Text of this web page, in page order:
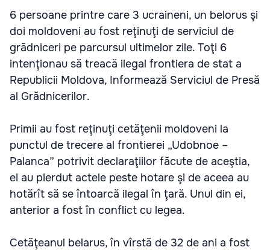
6 persoane printre care 3 ucraineni, un belorus şi
doi moldoveni au fost reţinuţi de serviciul de
grădniceri pe parcursul ultimelor zile. Toţi 6
intenţionau să treacă ilegal frontiera de stat a
Republicii Moldova, Informează Serviciul de Presă
al Grădnicerilor.
Primii au fost reţinuţi cetăţenii moldoveni la
punctul de trecere al frontierei „Udobnoe –
Palanca” potrivit declaraţiilor făcute de aceştia,
ei au pierdut actele peste hotare şi de aceea au
hotărît să se întoarcă ilegal în ţară. Unul din ei,
anterior a fost în conflict cu legea.
Cetăţeanul belarus, în vîrstă de 32 de ani a fost